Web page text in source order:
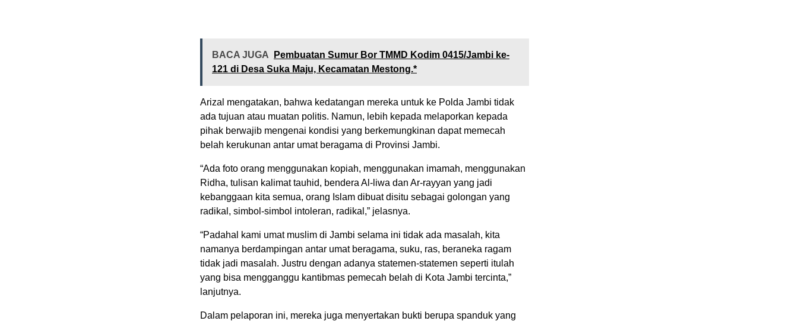
BACA JUGA
Pembuatan Sumur Bor TMMD Kodim 0415/Jambi ke-
121 di Desa Suka Maju, Kecamatan Mestong.*
Arizal mengatakan, bahwa kedatangan mereka untuk ke Polda Jambi tidak
ada tujuan atau muatan politis. Namun, lebih kepada melaporkan kepada
pihak berwajib mengenai kondisi yang berkemungkinan dapat memecah
belah kerukunan antar umat beragama di Provinsi Jambi.
“Ada foto orang menggunakan kopiah, menggunakan imamah, menggunakan
Ridha, tulisan kalimat tauhid, bendera Al-liwa dan Ar-rayyan yang jadi
kebanggaan kita semua, orang Islam dibuat disitu sebagai golongan yang
radikal, simbol-simbol intoleran, radikal,” jelasnya.
“Padahal kami umat muslim di Jambi selama ini tidak ada masalah, kita
namanya berdampingan antar umat beragama, suku, ras, beraneka ragam
tidak jadi masalah. Justru dengan adanya statemen-statemen seperti itulah
yang bisa mengganggu kantibmas pemecah belah di Kota Jambi tercinta,”
lanjutnya.
Dalam pelaporan ini, mereka juga menyertakan bukti berupa spanduk yang